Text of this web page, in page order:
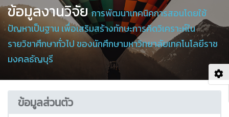
ข้อมูลงานวิจัยการพัฒนาเทคนิคการสอนโดยใช้
ปัญหาเป็นฐาน เพื่อเสริมสร้างทักษะการคิดวิเคราะห์ใน
รายวิชาศึกษาทั่วไป ของนักศึกษามหาวิทยาลัยเทคโนโลยีราช
มงคลธัญบุรี
ข้อมูลส่วนตัว